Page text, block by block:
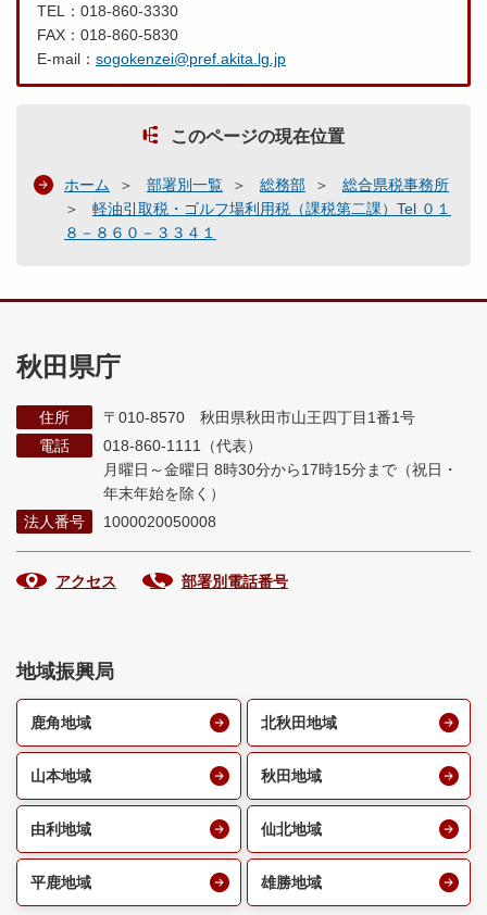
TEL：018-860-3330
FAX：018-860-5830
E-mail： sogokenzei@pref.akita.lg.jp
このページの現在位置
ホーム 部署別一覧 総務部
総合県税事務所
軽油引取税・ゴルフ場利用税（課税第二課）Tel ０１
８－８６０－３３４１
秋田県庁
住所
〒010-8570 秋田県秋田市山王四丁目1番1号
電話
018-860-1111（代表）
月曜日～金曜日 8時30分から17時15分まで （祝日・
年末年始を除く）
法人番号
1000020050008
アクセス 部署別電話番号
地域振興局
鹿角地域 北秋田地域
山本地域 秋田地域
由利地域 仙北地域
平鹿地域 雄勝地域